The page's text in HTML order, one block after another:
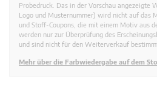
Probedruck. Das in der Vorschau angezeigte
Logo und Musternummer) wird nicht auf das
und Stoff-Coupons, die mit einem Motiv aus
werden nur zur Überprüfung des
und sind nicht für den Weiterverkauf
Mehr über die Farbwiedergabe auf dem